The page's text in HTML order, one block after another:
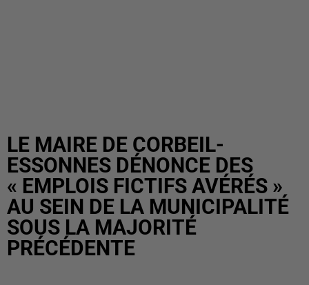
LE MAIRE DE CORBEIL-
ESSONNES DÉNONCE DES
« EMPLOIS FICTIFS AVÉRÉS »
AU SEIN DE LA MUNICIPALITÉ
SOUS LA MAJORITÉ
PRÉCÉDENTE